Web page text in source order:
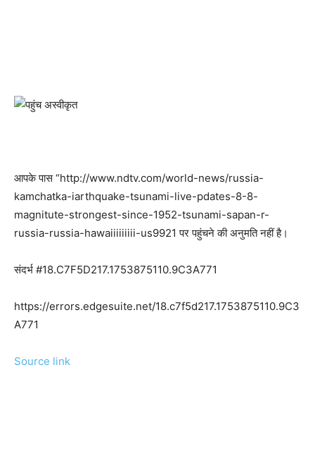
आपके पास “http://www.ndtv.com/world-news/russia-
kamchatka-iarthquake-tsunami-live-pdates-8-8-
magnitute-strongest-since-1952-tsunami-sapan-r-
russia-russia-hawaiiiiiiiii-us9921 पर पहुंचने की अनुमति नहीं है।
संदर्भ #18.C7F5D217.1753875110.9C3A771
https://errors.edgesuite.net/18.c7f5d217.1753875110.9C3
A771
Source link